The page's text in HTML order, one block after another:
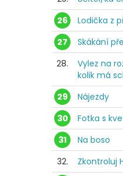
26
Lodička z
27
Skákání
28.
Vylez na
kolik má
29
Nájezdy
30
Fotka s
31
Na boso
32.
Zkontroluj